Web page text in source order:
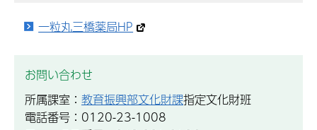
一粒丸三橋薬局HP
お問い合わせ
所属課室： 教育振興部文化財課指定文化財班
電話番号：0120-23-1008